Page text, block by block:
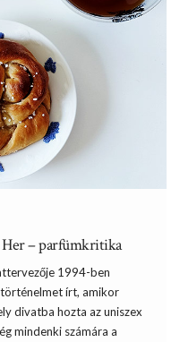
– parfümkritika
1994-ben
írt, amikor
divatba hozta az uniszex
mindenki számára a